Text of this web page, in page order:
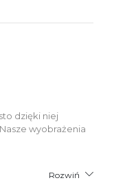
dzięki niej
wyobrażenia
Rozwiń